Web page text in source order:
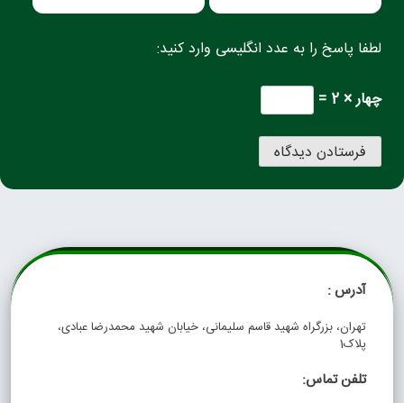
لطفا پاسخ را به عدد انگلیسی وارد کنید:
چهار × 2 =
آدرس :
تهران، بزرگراه شهید قاسم سلیمانی، خیابان شهید محمدرضا عبادی،
پلاک1
تلفن تماس: